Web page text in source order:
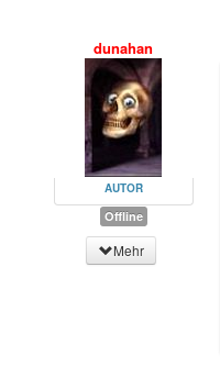
dunahan
AUTOR
Offline
Mehr